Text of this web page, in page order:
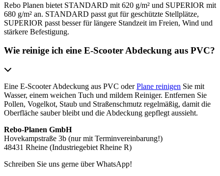
Rebo Planen bietet STANDARD mit 620 g/m² und SUPERIOR mit
680 g/m² an. STANDARD passt gut für geschützte Stellplätze,
SUPERIOR passt besser für längere Standzeit im Freien, Wind und
stärkere Befestigung.
Wie reinige ich eine E-Scooter Abdeckung aus PVC?
Eine E-Scooter Abdeckung aus PVC oderPlane reinigen Sie mit
Wasser, einem weichen Tuch und mildem Reiniger. Entfernen Sie
Pollen, Vogelkot, Staub und Straßenschmutz regelmäßig, damit die
Oberfläche sauber bleibt und die Abdeckung gepflegt aussieht.
Rebo-Planen GmbH
Hovekampstraße 3b (nur mit Terminvereinbarung!)
48431 Rheine (Industriegebiet Rheine R)
Schreiben Sie uns gerne über WhatsApp!